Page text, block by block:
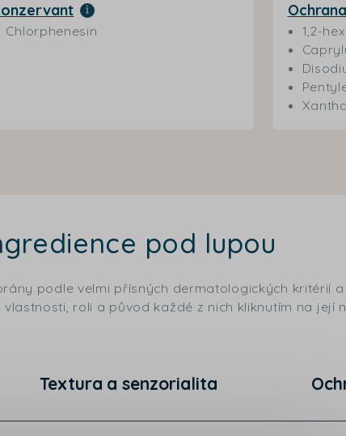
Chlorphenesin
1,2-
pod lupou
podle velmi přísných dermatologických kritérií
roli a původ každé z nich kliknutím na její
Textura a senzorialita